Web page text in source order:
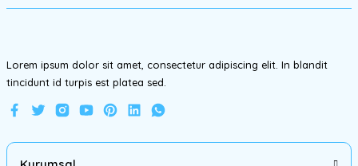
Lorem ipsum dolor sit amet, consectetur adipiscing elit. In blandit
tincidunt id turpis est platea sed.